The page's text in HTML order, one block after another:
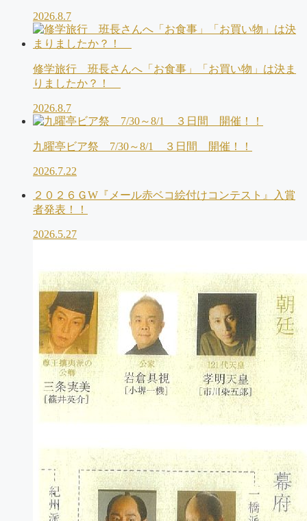
2026.8.7
修学旅行 班長さんへ「お食事」「お買い物」は決ま
りましたか？！
2026.8.7
九曜亭ビア祭 7/30～8/1 ３日間 開催！！
2026.7.22
２０２６ＧW『メール赤ベコ絵付けコンテスト』入賞
者発表！！
2026.5.27